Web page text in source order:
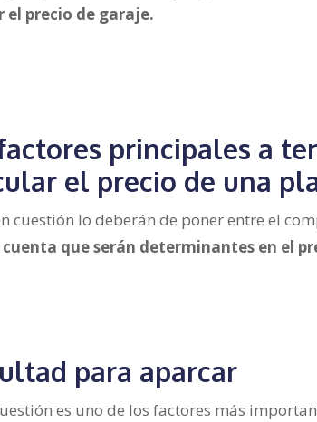
el precio de garaje.
principales a
el precio de una
cuestión lo deberán de poner entre el
que serán determinantes en el
para aparcar
es uno de los factores más